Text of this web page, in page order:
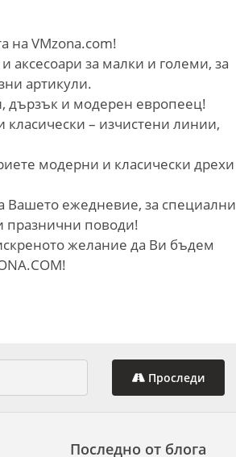
на VMzona.com!
аксесоари за малки и големи, за
артикули.
дързък и модерен европеец!
класически – изчистени линии,
модерни и класически дрехи
Вашето ежедневие, за специални
празнични поводи!
желание да Ви бъдем
Проследи
Последно от блога